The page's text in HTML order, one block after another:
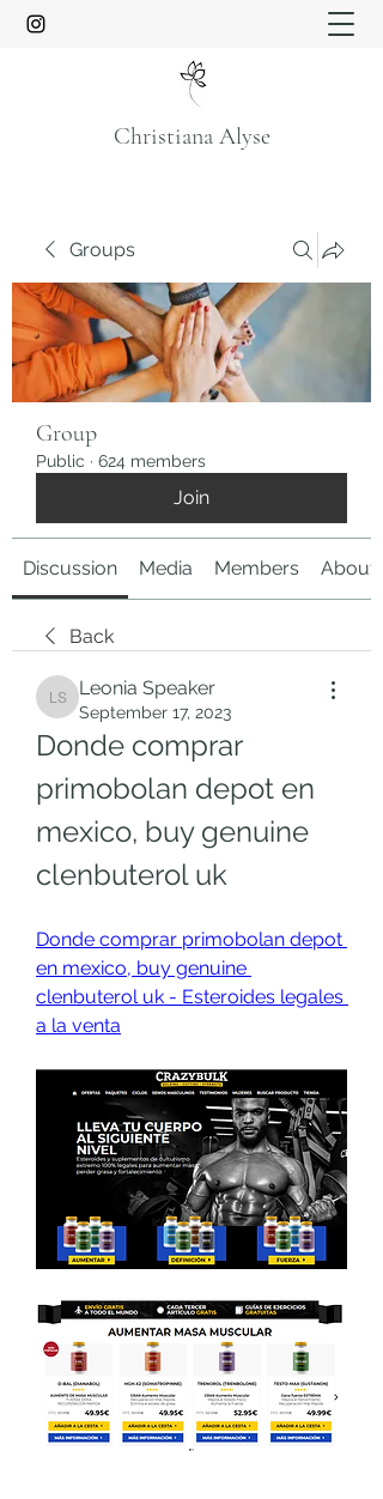
Christiana Alyse
Groups
Group
Public · 624 members
Join
Discussion Media Members About
Back
Leonia Speaker
Leonia Speaker
September 17, 2023
Donde comprar
primobolan depot en
mexico, buy genuine
clenbuterol uk
Donde comprar primobolan depot
en mexico, buy genuine
clenbuterol uk - Esteroides legales
a la venta